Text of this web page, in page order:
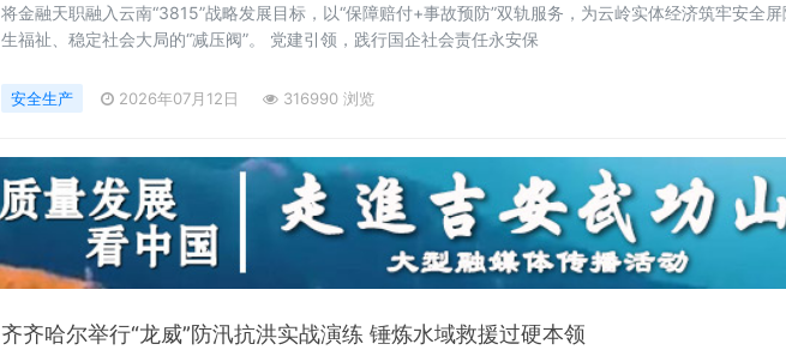
将金融天职融入云南“3815”战略发展目标，以“保障赔付+事故预防”双轨服务，为云岭实体经济筑牢安全
生福祉、稳定社会大局的“减压阀”。 党建引领，践行国企社会责任永安保
安全生产 2026年07月12日 316990 浏览
齐齐哈尔举行“龙威”防汛抗洪实战演练 锤炼水域救援过硬本领